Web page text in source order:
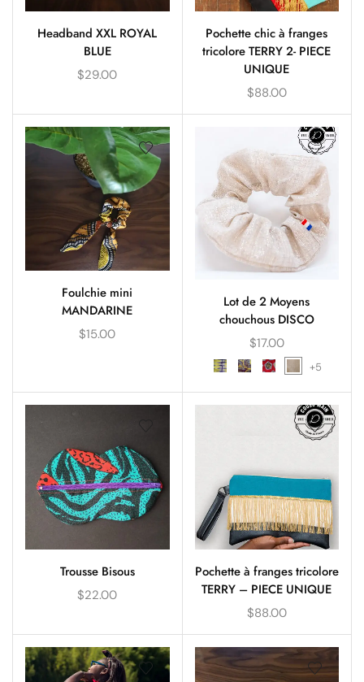
Headband XXL ROYAL
BLUE
$29.00
Pochette chic à franges
tricolore TERRY 2- PIECE
UNIQUE
$88.00
Foulchie mini
MANDARINE
$15.00
Lot de 2 Moyens
chouchous DISCO
$17.00
+5
Trousse Bisous
$22.00
Pochette à franges tricolore
TERRY – PIECE UNIQUE
$88.00